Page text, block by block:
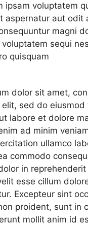
ipsam voluptatem
aspernatur aut odit
magni
sequi
quisquam
dolor sit amet,
elit, sed do eiusmod
labore et dolore
ad minim
ullamco
commodo
in reprehenderit
esse cillum
Excepteur sint
proident, sunt in
mollit anim id